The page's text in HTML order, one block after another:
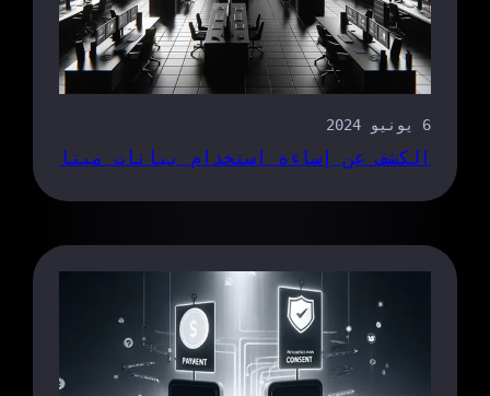
6 يونيو 2024
الكشف عن إساءة استخدام بيانات ميتا